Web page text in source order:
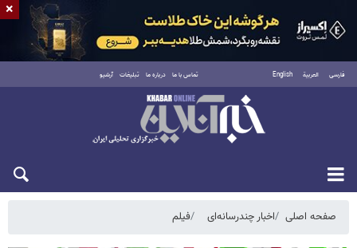
فارسی العربية English تماس با ما درباره ما تبلیغات آرشیو
پنجشنبه ۱۵ مرداد ۱۴۰۵
صفحه اصلی اخبار چندرسانه‌ای فیلم
×